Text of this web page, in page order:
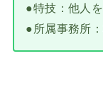
●特技：他人
●所属事務所